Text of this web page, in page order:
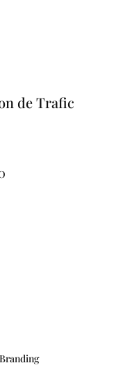
de Trafic